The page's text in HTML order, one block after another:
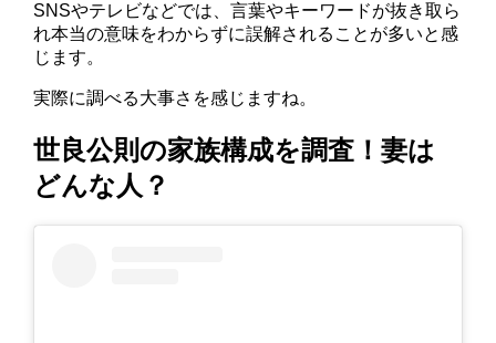
SNSやテレビなどでは、言葉やキーワードが抜き取ら
れ本当の意味をわからずに誤解されることが多いと感
じます。
実際に調べる大事さを感じますね。
世良公則の家族構成を調査！妻は
どんな人？